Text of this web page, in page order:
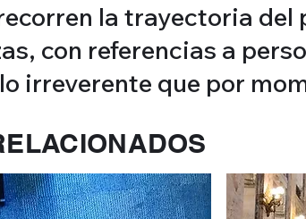
la trayectoria
con referencias a
irreverente que por